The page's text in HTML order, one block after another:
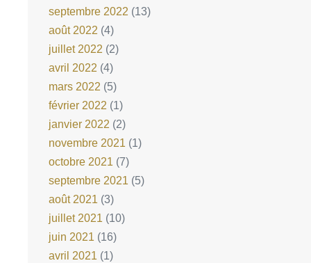
septembre 2022 (13)
août 2022 (4)
juillet 2022 (2)
avril 2022 (4)
mars 2022 (5)
février 2022 (1)
janvier 2022 (2)
novembre 2021 (1)
octobre 2021 (7)
septembre 2021 (5)
août 2021 (3)
juillet 2021 (10)
juin 2021 (16)
avril 2021 (1)